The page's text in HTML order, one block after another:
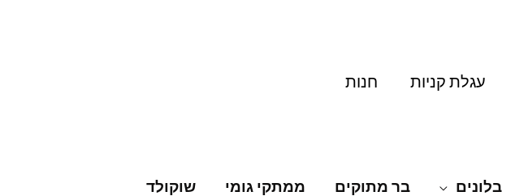
עגלת קניות חנות
בלונים בר מתוקים ממתקי גומי שוקולד